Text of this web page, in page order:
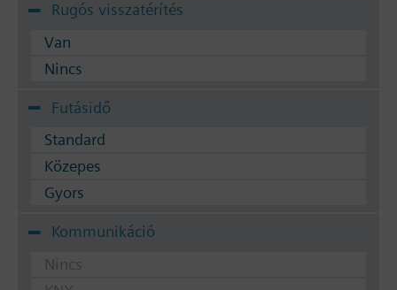
Rugós visszatérítés
Van
Nincs
Futásidő
Standard
Közepes
Gyors
Kommunikáció
Nincs